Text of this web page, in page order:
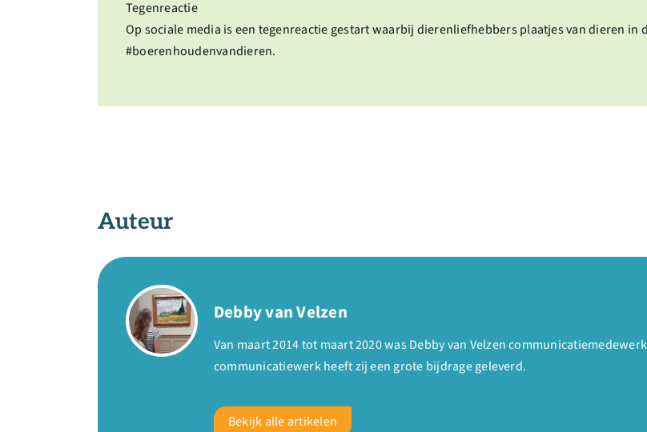
Tegenreactie
Op sociale media is een tegenreactie gestart waarbij dierenliefhebbers plaatjes van dieren
#boerenhoudenvandieren.
Auteur
Debby van Velzen
Van maart 2014 tot maart 2020 was Debby van Velzen
communicatiewerk heeft zij een grote bijdrage geleverd.
Bekijk alle artikelen